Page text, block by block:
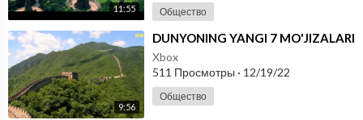
11:55 Общество
9:56
⁣DUNYONING YANGI 7 MO'JIZALARI
Xbox
511 Просмотры · 12/19/22
Общество